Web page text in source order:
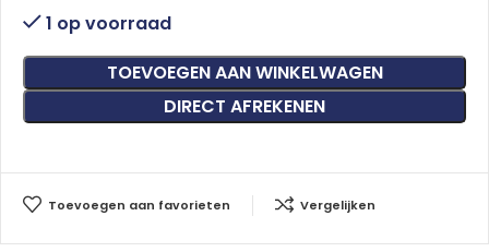
1 op voorraad
TOEVOEGEN AAN WINKELWAGEN
DIRECT AFREKENEN
Toevoegen aan favorieten Vergelijken